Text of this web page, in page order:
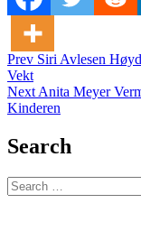
Posted inAlter
TaggedCordula Tutt
Post
navigation
Prev Siri Avlesen
Vekt
Next Anita Meyer
Kinderen
Search
Search
for: